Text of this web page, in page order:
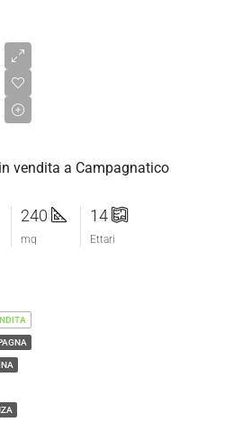
vendita a Campagnatico
240
mq
14
Ettari